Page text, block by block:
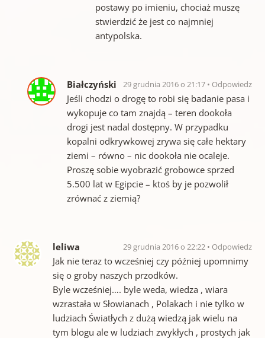
postawy po imieniu, chociaż muszę
stwierdzić że jest co najmniej
antypolska.
Białczyński 29 grudnia 2016 o 21:17 Odpowiedz
Jeśli chodzi o drogę to robi się badanie pasa i
wykopuje co tam znajdą – teren dookoła
drogi jest nadal dostępny. W przypadku
kopalni odkrywkowej zrywa się całe hektary
ziemi – równo – nic dookoła nie ocaleje.
Proszę sobie wyobrazić grobowce sprzed
5.500 lat w Egipcie – ktoś by je pozwolił
zrównać z ziemią?
leliwa 29 grudnia 2016 o 22:22 Odpowiedz
Jak nie teraz to wcześniej czy później upomnimy
się o groby naszych przodków.
Byle wcześniej…. byle weda, wiedza , wiara
wzrastała w Słowianach , Polakach i nie tylko w
ludziach Światłych z dużą wiedzą jak wielu na
tym blogu ale w ludziach zwykłych , prostych jak